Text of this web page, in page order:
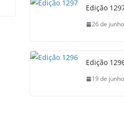
Edição
26 de
Edição
19 de